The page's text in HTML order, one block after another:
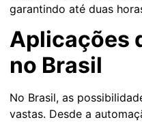
garantindo até duas
Aplicações
no Brasil
No Brasil, as
vastas. Desde a